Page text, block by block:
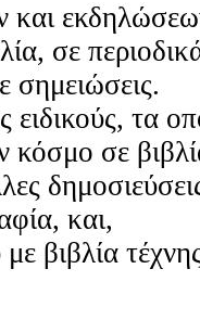
και
σε
σημειώσεις.
τα
κόσμο σε
και,
βιβλία